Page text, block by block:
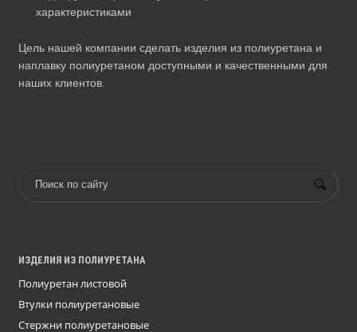
характеристиками
Цель нашей компании сделать изделия из полиуретана и
наплавку полиуретаном доступными и качественными для
наших клиентов.
ИЗДЕЛИЯ ИЗ ПОЛИУРЕТАНА
Полиуретан листовой
Втулки полиуретановые
Стержни полиуретановые